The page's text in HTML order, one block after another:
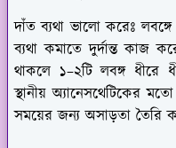
দাঁত ব্যথা ভালো করেঃ
ব্যথা কমাতে দুর্দান্ত কাজ
থাকলে ১–২টি লবঙ্গ ধীরে
স্থানীয় অ্যানেসথেটিকের
সময়ের জন্য অসাড়তা তৈরি